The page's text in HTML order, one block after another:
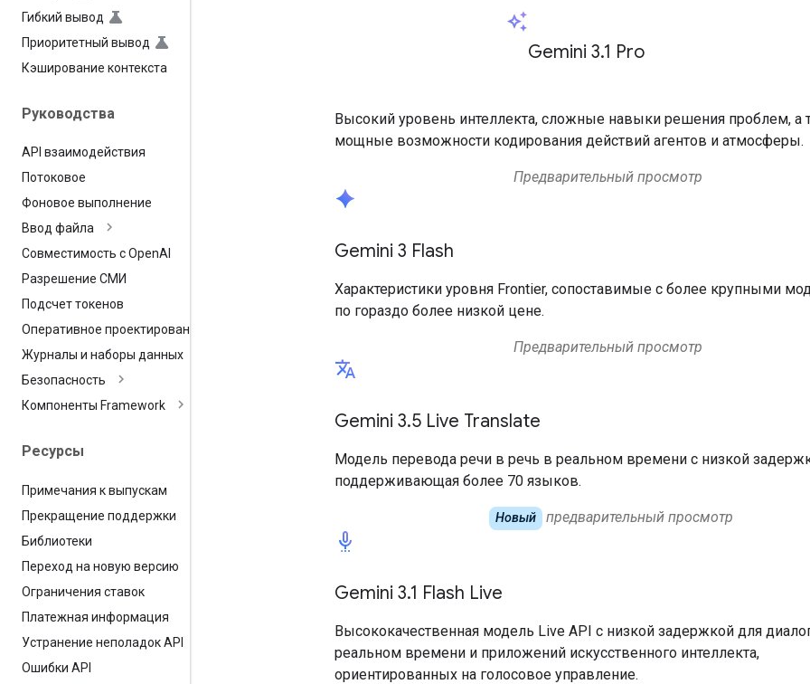
Гибкий вывод
Приоритетный вывод
Кэширование контекста
Руководства
API взаимодействия
Потоковое
Фоновое выполнение
Ввод файла
Совместимость с OpenAI
Разрешение СМИ
Подсчет токенов
Оперативное проектирование
Журналы и наборы данных
Безопасность
Компоненты Framework
Ресурсы
Примечания к выпускам
Прекращение поддержки
Библиотеки
Переход на новую версию
Ограничения ставок
Платежная информация
Устранение неполадок API
Ошибки API
auto_awesome
Gemini 3.1 Pro
Высокий уровень интеллекта, сложные навыки решения проблем, а
мощные возможности кодирования действий агентов и атмосферы.
Предварительный просмотр
spark
Gemini 3 Flash
Характеристики уровня Frontier, сопоставимые с более крупными
по гораздо более низкой цене.
Предварительный просмотр
translate
Gemini 3.5 Live Translate
Модель перевода речи в речь в реальном времени с низкой
поддерживающая более 70 языков.
Новый предварительный просмотр
settings_voice
Gemini 3.1 Flash Live
Высококачественная модель Live API с низкой задержкой для
реальном времени и приложений искусственного интеллекта,
ориентированных на голосовое управление.